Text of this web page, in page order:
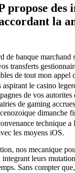
propose des
la
banque marchand
transferts
de tout mon
aspirant le casino
de vos
de gaming
dimanche
technique
les moyens iOS.
nos mecanique
leurs
Sans compter